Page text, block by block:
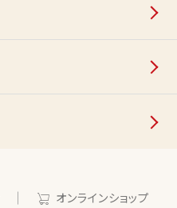
オンラインショップ